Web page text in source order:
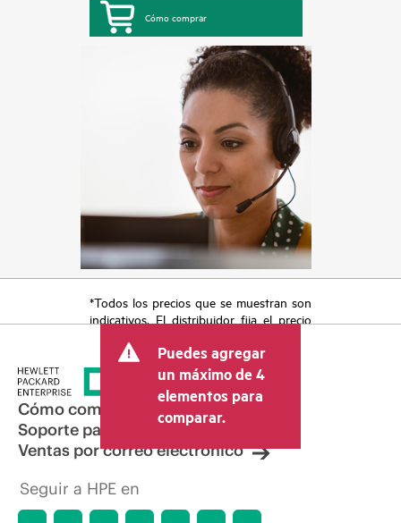
Cómo comprar
*Todos los precios que se muestran son
indicativos. El distribuidor fija el precio
otros conceptos, como los impuestos a
la venta, el IVA y el envío. El precio de la
transacción que establece el distribuidor
puede variar con respecto a otros
distribuidores y al precio indicativo
mostrado. El precio indicativo puede
incluir ofertas promocionales por tiempo
hacer ajustes de precios en cualquier
momento por motivos que incluyen, a
Puedes agregar
un máximo de 4
elementos para
comparar.
Cómo comprar
Soporte para productos
Ventas por correo electrónico
Seguir a HPE en